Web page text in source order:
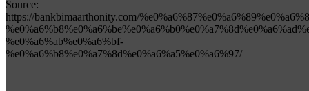
Source:
https://bankbimaarthonity.com/
%e0%a6%ab%e0%a6%bf-
%e0%a6%b8%e0%a7%8d%e0%a6%a5%e0%a6%97/